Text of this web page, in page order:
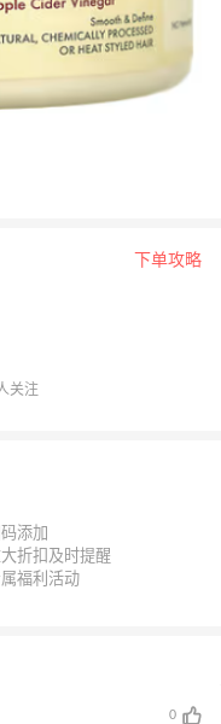
下单攻略
关注
0